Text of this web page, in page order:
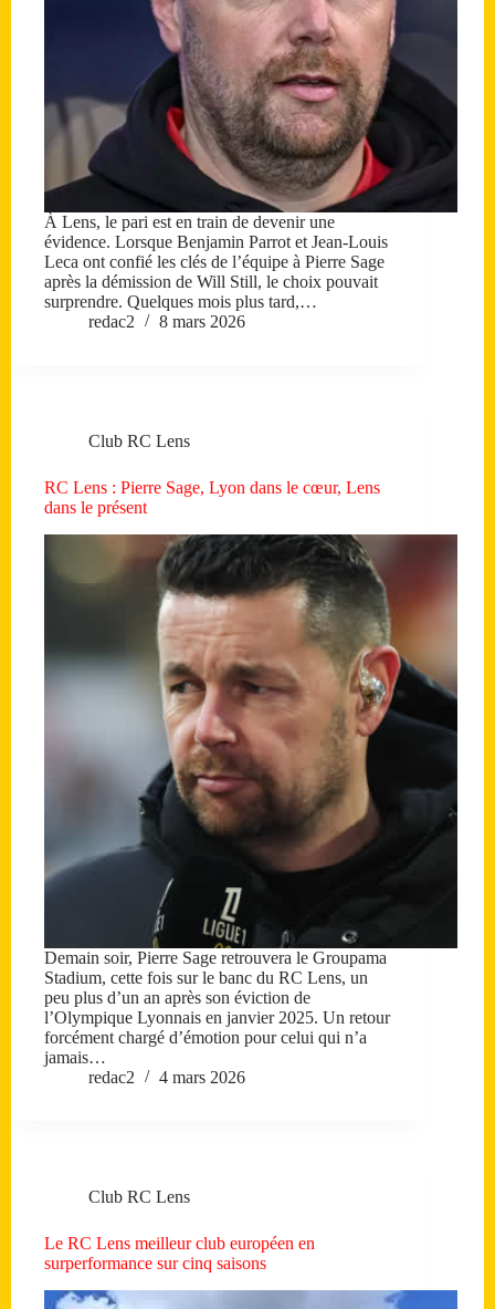
À Lens, le pari est en train de devenir une
évidence. Lorsque Benjamin Parrot et Jean-Louis
Leca ont confié les clés de l’équipe à Pierre Sage
après la démission de Will Still, le choix pouvait
surprendre. Quelques mois plus tard,…
redac2
8 mars 2026
Club RC Lens
RC Lens : Pierre Sage, Lyon dans le cœur, Lens
dans le présent
Demain soir, Pierre Sage retrouvera le Groupama
Stadium, cette fois sur le banc du RC Lens, un
peu plus d’un an après son éviction de
l’Olympique Lyonnais en janvier 2025. Un retour
forcément chargé d’émotion pour celui qui n’a
jamais…
redac2
4 mars 2026
Club RC Lens
Le RC Lens meilleur club européen en
surperformance sur cinq saisons